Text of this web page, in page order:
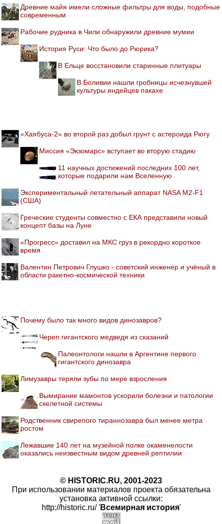
Древние майя имели сложные фильтры для воды, подобные
современным
Рабочие рудника в Чили обнаружили древние мумии
История Руси: Что было до Рюрика?
В Ельце восстановили старинные плитуары
В Боливии нашли гробницы исчезнувшей
культуры индейцев пакахе
«Хаябуса-2» во второй раз добыл грунт с астероида Рюгу
Миссия «Экзомарс» вступает во вторую стадию
11 научных достижений последних 100 лет,
которые подарили нам Вселенную
Экспериментальный летательный аппарат NASA M2-F1
(США)
Греческие студенты совместно с ЕКА представили новый
концепт базы на Луне
«Прогресс» доставил на МКС груз в рекордно короткое
время
Валентин Петрович Глушко - советский инженер и учёный в
области ракетно-космической техники
Почему было так много видов динозавров?
Череп гигантского медведя из сказаний
Палеонтологи нашли в Аргентине первого
гигантского динозавра
Лимузавры теряли зубы по мере взросления
Вымирание мамонтов ускорили болезни и патологии
скелетной системы
Родственник свирепого тираннозавра был менее метра
ростом
Лежавшие 140 лет на музейной полке окаменелости
оказались неизвестным видом древней рептилии
© HISTORIC.RU, 2001-2023
При использовании материалов проекта обязательна
установка активной ссылки:
http://historic.ru/ 'Всемирная история'